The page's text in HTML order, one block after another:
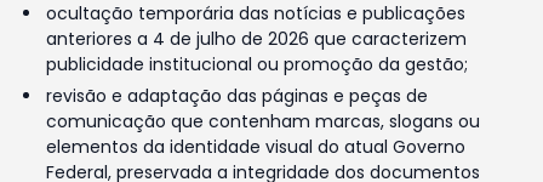
ocultação temporária das notícias e publicações
anteriores a 4 de julho de 2026 que caracterizem
publicidade institucional ou promoção da gestão;
revisão e adaptação das páginas e peças de
comunicação que contenham marcas, slogans ou
elementos da identidade visual do atual Governo
Federal, preservada a integridade dos documentos